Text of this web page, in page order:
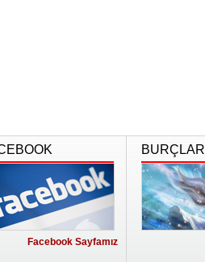
Facebook Sayfamız
BURÇLAR